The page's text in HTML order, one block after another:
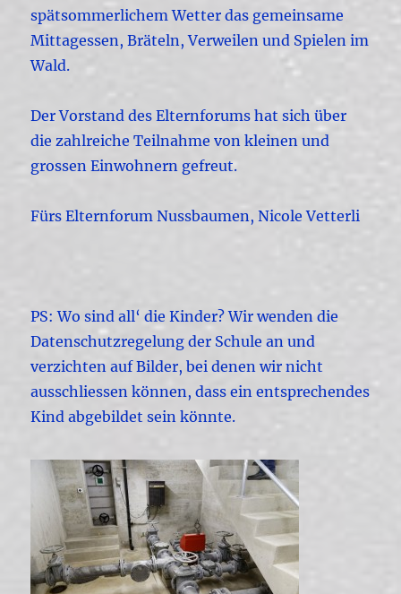
spätsommerlichem Wetter das gemeinsame
Mittagessen, Bräteln, Verweilen und Spielen im
Wald.
Der Vorstand des Elternforums hat sich über
die zahlreiche Teilnahme von kleinen und
grossen Einwohnern gefreut.
Fürs Elternforum Nussbaumen, Nicole Vetterli
PS: Wo sind all‘ die Kinder? Wir wenden die
Datenschutzregelung der Schule an und
verzichten auf Bilder, bei denen wir nicht
ausschliessen können, dass ein entsprechendes
Kind abgebildet sein könnte.